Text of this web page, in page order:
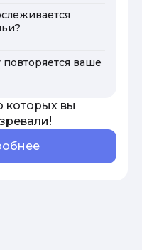
ваше
которых вы